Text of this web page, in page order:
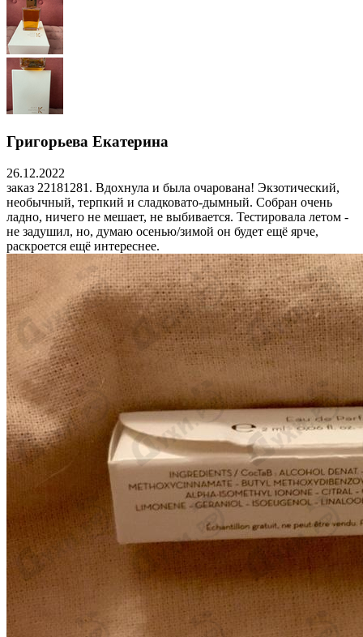
Григорьева Екатерина
26.12.2022
заказ 22181281. Вдохнула и была очарована! Экзотический,
необычный, терпкий и сладковато-дымный. Собран очень
ладно, ничего не мешает, не выбивается. Тестировала летом -
не задушил, но, думаю осенью/зимой он будет ещё ярче,
раскроется ещё интереснее.